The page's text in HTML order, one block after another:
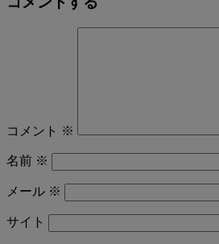
コメント ※
名前 ※
メール ※
サイト